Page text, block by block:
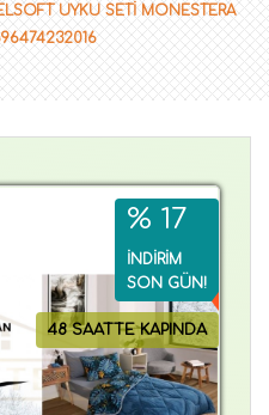
UYKU SETİ MONESTERA
48 SAATTE KAPINDA
% 17
İNDİRİM
SON GÜN!